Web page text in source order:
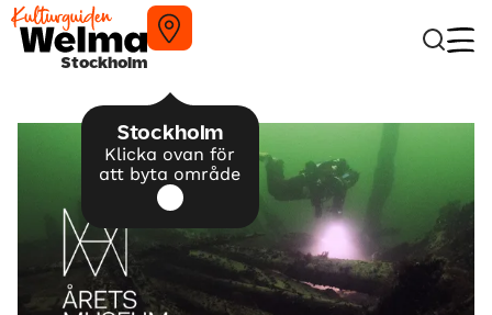
Stockholm
Stockholm
Klicka ovan för
att byta område